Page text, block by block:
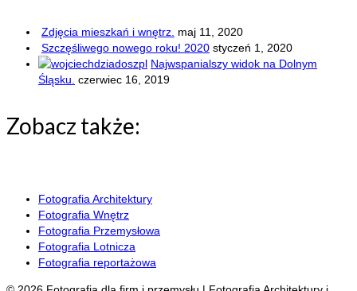
Zdjęcia mieszkań i wnętrz. maj 11, 2020
Szczęśliwego nowego roku! 2020 styczeń 1, 2020
Najwspanialszy widok na Dolnym
Śląsku. czerwiec 16, 2019
Zobacz także:
Fotografia Architektury
Fotografia Wnętrz
Fotografia Przemysłowa
Fotografia Lotnicza
Fotografia reportażowa